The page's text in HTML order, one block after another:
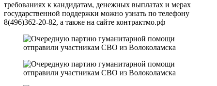
требованиях к кандидатам, денежных выплатах и мерах
государственной поддержки можно узнать по телефону
8(496)362-20-82, а также на сайте контрактмо.рф